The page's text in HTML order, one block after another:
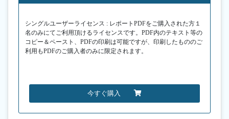
シングルユーザーライセンス : レポートPDFをご購入された方１
名のみにてご利用頂けるライセンスです。PDF内のテキスト等の
コピー＆ペースト、PDFの印刷は可能ですが、印刷したもののご
利用もPDFのご購入者のみに限定されます。
今すぐ購入